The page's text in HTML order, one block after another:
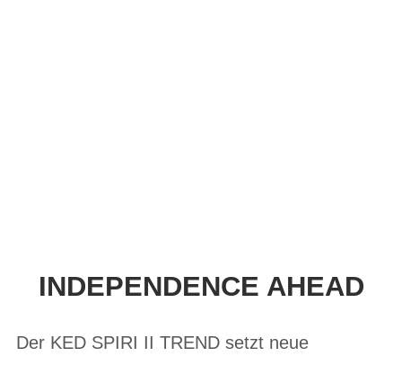
INDEPENDENCE AHEAD
Der KED SPIRI II TREND setzt neue